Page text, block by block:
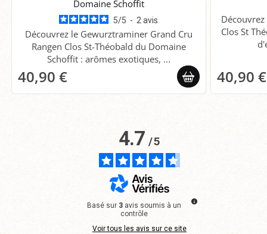
Domaine Schoffit
5/5 - 2avis
Découvrez le Gewurztraminer Grand Cru
Rangen Clos St-Théobald du Domaine
Schoffit : arômes exotiques, ...
40,90 €
Clos St
40,90 €
4.7/5
Basé sur 3 avis soumis à un
contrôle
Voir tous les avis sur ce site